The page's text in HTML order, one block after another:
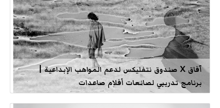
آفاق X صندوق نتفليكس لدعم المواهب الإبداعية |
برنامج تدريبي لصانعات أفلام صاعدات